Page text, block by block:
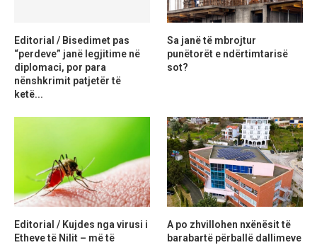
Editorial / Bisedimet pas
“perdeve” janë legjitime në
diplomaci, por para
nënshkrimit patjetër të
ketë...
Sa janë të mbrojtur
punëtorët e ndërtimtarisë
sot?
Editorial / Kujdes nga virusi i
Etheve të Nilit – më të
A po zhvillohen nxënësit të
barabartë përballë dallimeve